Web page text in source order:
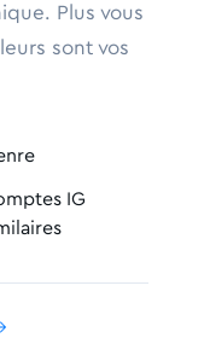
Plus vous
sont vos
IG